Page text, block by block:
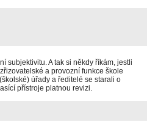
subjektivitu. A tak si někdy říkám, jestli
a provozní funkce škole
úřady a ředitelé se starali o
přístroje platnou revizi.